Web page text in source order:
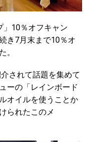
」10％オフキャン
き7月末まで10％オ
。
されて話題を集めて
ーの「レインボード
オイルを使うことか
られたこのメ